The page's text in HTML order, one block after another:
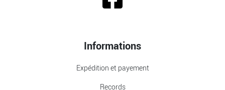
Informations
Expédition et payement
Records